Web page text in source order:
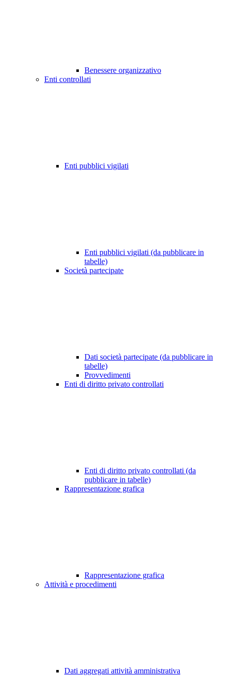
Benessere organizzativo
Enti controllati
Enti pubblici vigilati
Enti pubblici vigilati (da pubblicare in
tabelle)
Società partecipate
Dati società partecipate (da pubblicare in
tabelle)
Provvedimenti
Enti di diritto privato controllati
Enti di diritto privato controllati (da
pubblicare in tabelle)
Rappresentazione grafica
Rappresentazione grafica
Attività e procedimenti
Dati aggregati attività amministrativa